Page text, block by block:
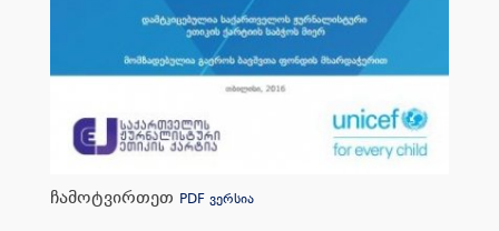
ჩამოტვირთეთ PDF ვერსია